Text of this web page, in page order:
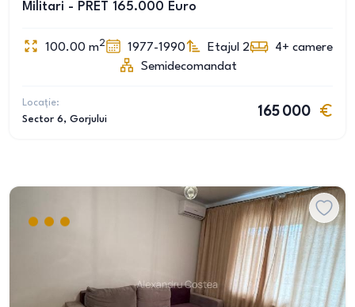
Militari - PRET 165.000 Euro
100.00 m2 1977-1990 Etajul 2 4+ camere
Semidecomandat
Locație:
Sector 6, Gorjului
165 000